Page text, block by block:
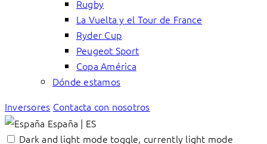
Rugby
La Vuelta y el Tour de France
Ryder Cup
Peugeot Sport
Copa América
Dónde estamos
Inversores Contacta con nosotros
España | ES
Dark and light mode toggle, currently light mode